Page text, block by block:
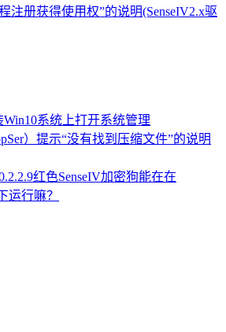
注册获得使用权”的说明(SenseIV2.x驱
系统上打开系统管理
）提示“没有找到压缩文件”的说明
红色SenseIV加密狗能在在
运行嘛？